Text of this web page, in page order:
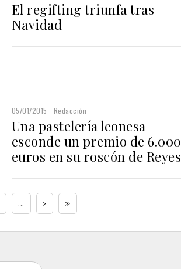
El regifting triunfa tras
Navidad
05/01/2015 Redacción
Una pastelería leonesa
esconde un premio de 6.000
euros en su roscón de Reyes
... › »